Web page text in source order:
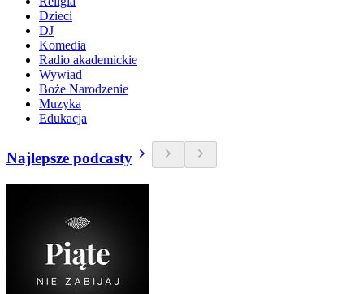
Dzieci
DJ
Komedia
Radio akademickie
Wywiad
Boże Narodzenie
Muzyka
Edukacja
Najlepsze podcasty